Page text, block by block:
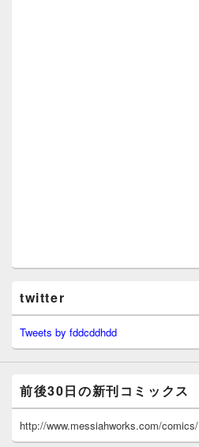
twitter
Tweets by fddcddhdd
前後30日の新刊コミックス
http://www.messiahworks.com/comics/